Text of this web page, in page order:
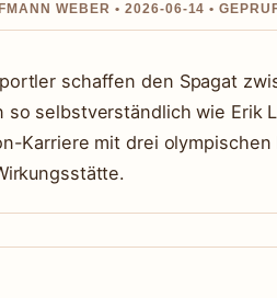
WEBER • 2026-06-14 •
schaffen den Spagat
so selbstverständlich wie Erik
Karriere mit drei